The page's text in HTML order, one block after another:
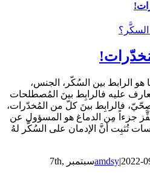
الجنس،
بينَ المُصطلحات
كلّ من المُخدّرات،
هو المسؤول عن
على السُكَّر لهُ
سبتمبر 7th,